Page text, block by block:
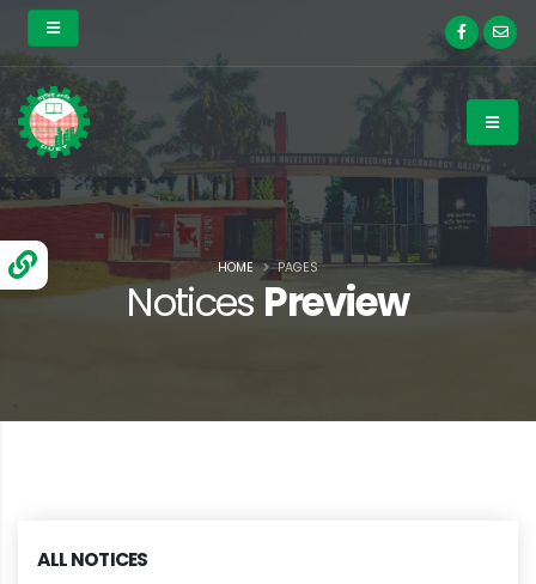
Notices Preview
HOME PAGES
ALL NOTICES